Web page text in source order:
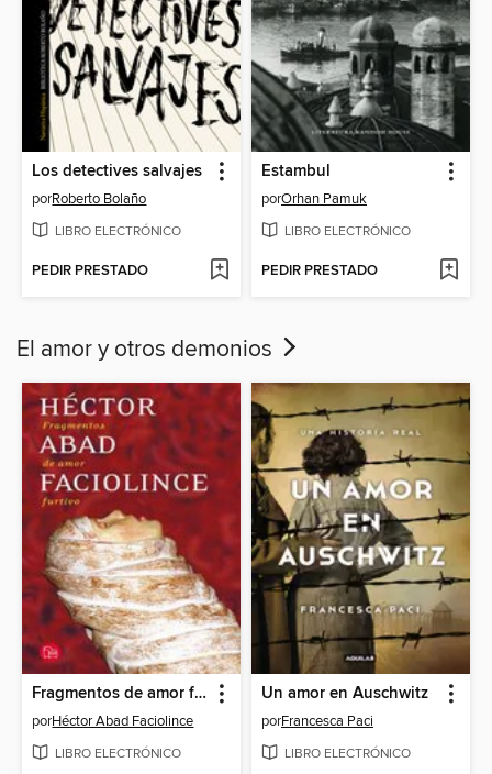
Los detectives salvajes
porRoberto Bolaño
LIBRO ELECTRÓNICO
PEDIR PRESTADO
Estambul
porOrhan Pamuk
LIBRO ELECTRÓNICO
PEDIR PRESTADO
El amor y otros demonios
Fragmentos de amor furtivo
porHéctor Abad Faciolince
LIBRO ELECTRÓNICO
Un amor en Auschwitz
porFrancesca Paci
LIBRO ELECTRÓNICO